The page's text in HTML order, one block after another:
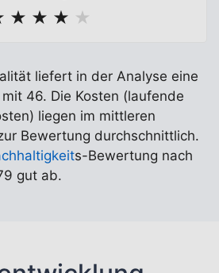
★ ★ ★ ★
liefert in der Analyse eine
mit 46. Die Kosten (laufende
liegen im mittleren
Bewertung durchschnittlich.
s-Bewertung nach
gut ab.